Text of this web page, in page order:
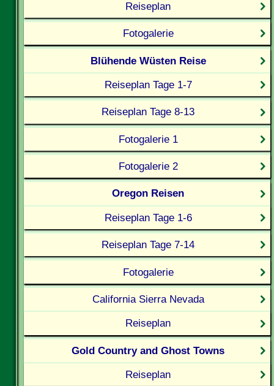
Reiseplan
Fotogalerie
Blühende Wüsten Reise
Reiseplan Tage 1-7
Reiseplan Tage 8-13
Fotogalerie 1
Fotogalerie 2
Oregon Reisen
Reiseplan Tage 1-6
Reiseplan Tage 7-14
Fotogalerie
California Sierra Nevada
Reiseplan
Gold Country and Ghost Towns
Reiseplan